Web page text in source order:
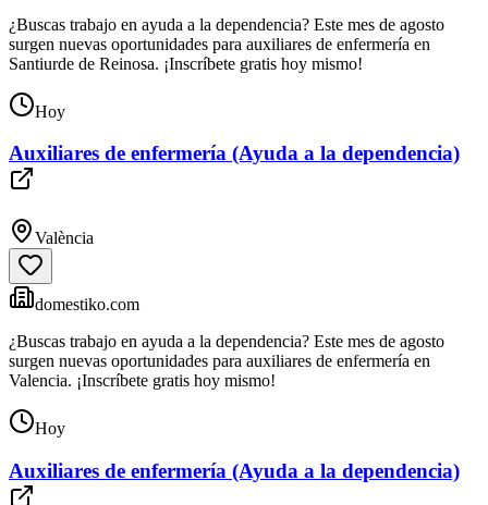
¿Buscas trabajo en ayuda a la dependencia? Este mes de agosto
surgen nuevas oportunidades para auxiliares de enfermería en
Santiurde de Reinosa. ¡Inscríbete gratis hoy mismo!
Hoy
Auxiliares de enfermería (Ayuda a la dependencia)
València
domestiko.com
¿Buscas trabajo en ayuda a la dependencia? Este mes de agosto
surgen nuevas oportunidades para auxiliares de enfermería en
Valencia. ¡Inscríbete gratis hoy mismo!
Hoy
Auxiliares de enfermería (Ayuda a la dependencia)